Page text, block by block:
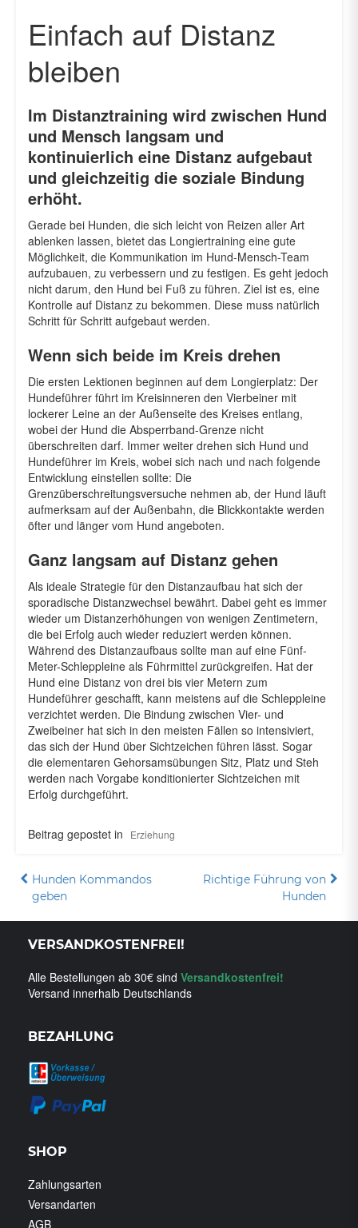
Einfach auf Distanz
bleiben
Im Distanztraining wird zwischen Hund
und Mensch langsam und
kontinuierlich eine Distanz aufgebaut
und gleichzeitig die soziale Bindung
erhöht.
Gerade bei Hunden, die sich leicht von Reizen aller Art
ablenken lassen, bietet das Longiertraining eine gute
Möglichkeit, die Kommunikation im Hund-Mensch-Team
aufzubauen, zu verbessern und zu festigen. Es geht jedoch
nicht darum, den Hund bei Fuß zu führen. Ziel ist es, eine
Kontrolle auf Distanz zu bekommen. Diese muss natürlich
Schritt für Schritt aufgebaut werden.
Wenn sich beide im Kreis drehen
Die ersten Lektionen beginnen auf dem Longierplatz: Der
Hundeführer führt im Kreisinneren den Vierbeiner mit
lockerer Leine an der Außenseite des Kreises entlang,
wobei der Hund die Absperrband-Grenze nicht
überschreiten darf. Immer weiter drehen sich Hund und
Hundeführer im Kreis, wobei sich nach und nach folgende
Entwicklung einstellen sollte: Die
Grenzüberschreitungsversuche nehmen ab, der Hund läuft
aufmerksam auf der Außenbahn, die Blickkontakte werden
öfter und länger vom Hund angeboten.
Ganz langsam auf Distanz gehen
Als ideale Strategie für den Distanzaufbau hat sich der
sporadische Distanzwechsel bewährt. Dabei geht es immer
wieder um Distanzerhöhungen von wenigen Zentimetern,
die bei Erfolg auch wieder reduziert werden können.
Während des Distanzaufbaus sollte man auf eine Fünf-
Meter-Schleppleine als Führmittel zurückgreifen. Hat der
Hund eine Distanz von drei bis vier Metern zum
Hundeführer geschafft, kann meistens auf die Schleppleine
verzichtet werden. Die Bindung zwischen Vier- und
Zweibeiner hat sich in den meisten Fällen so intensiviert,
das sich der Hund über Sichtzeichen führen lässt. Sogar
die elementaren Gehorsamsübungen Sitz, Platz und Steh
werden nach Vorgabe konditionierter Sichtzeichen mit
Erfolg durchgeführt.
Beitrag gepostet in Erziehung
Beitragsnavigation
Hunden Kommandos
geben
Richtige Führung von
Hunden
VERSANDKOSTENFREI!
Alle Bestellungen ab 30€ sind Versandkostenfrei!
Versand innerhalb Deutschlands
BEZAHLUNG
SHOP
Zahlungsarten
Versandarten
AGB